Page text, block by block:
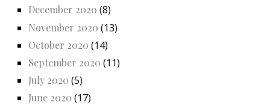
December 2020 (8)
November 2020 (13)
October 2020 (14)
September 2020 (11)
July 2020 (5)
June 2020 (17)